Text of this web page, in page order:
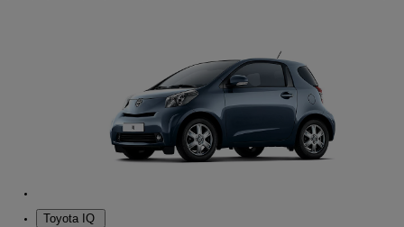
Toyota IQ